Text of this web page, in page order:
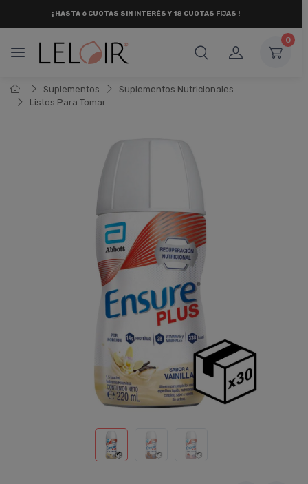
¡ HASTA 6 CUOTAS SIN INTERÉS Y 18 CUOTAS FIJAS !
0
Suplementos
Suplementos Nutricionales
Listos Para Tomar